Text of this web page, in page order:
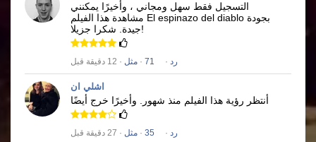
التسجيل فقط سهل ومجاني ، وأخيرًا يمكنني
El espinazo del diablo
جيدة.شكرا جزيلا!
رد ·
71
· مثل · 12 دقيقة قبل
اشلي ان
أنتظر رؤية هذا الفيلم منذ شهور. وأخيرًا خرج أيضًا
رد ·
35
· مثل · 27 دقيقة قبل